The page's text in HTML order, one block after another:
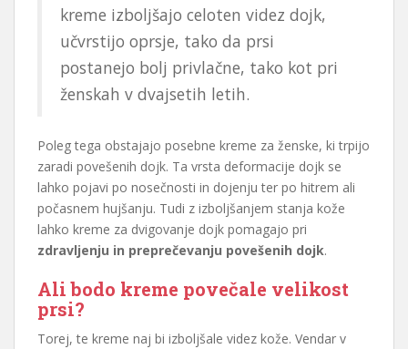
kreme izboljšajo celoten videz dojk,
učvrstijo oprsje, tako da prsi
postanejo bolj privlačne, tako kot pri
ženskah v dvajsetih letih.
Poleg tega obstajajo posebne kreme za ženske, ki trpijo
zaradi povešenih dojk. Ta vrsta deformacije dojk se
lahko pojavi po nosečnosti in dojenju ter po hitrem ali
počasnem hujšanju. Tudi z izboljšanjem stanja kože
lahko kreme za dvigovanje dojk pomagajo pri
zdravljenju in preprečevanju povešenih dojk.
Ali bodo kreme povečale velikost
prsi?
Torej, te kreme naj bi izboljšale videz kože. Vendar v